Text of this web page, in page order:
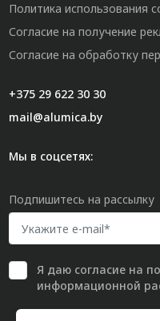
Политика использования
Согласие на получение
Согласие на обработку
+375 29 622 30 30
mail@alumica.by
Мы в соцсетях:
Подпишитесь на рассылку
Я даю согласиена
информационной